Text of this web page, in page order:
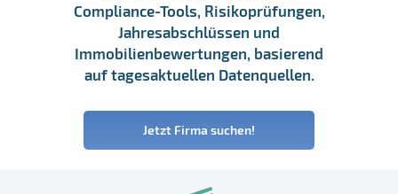
Compliance-Tools, Risikoprüfungen,
Jahresabschlüssen und
Immobilienbewertungen, basierend
auf tagesaktuellen Datenquellen.
Jetzt Firma suchen!